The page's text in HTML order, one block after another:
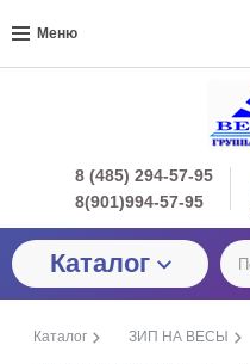
Меню
8 (485) 294-57-95
8(901)994-57-95
Каталог
Каталог ЗИП НА ВЕСЫ